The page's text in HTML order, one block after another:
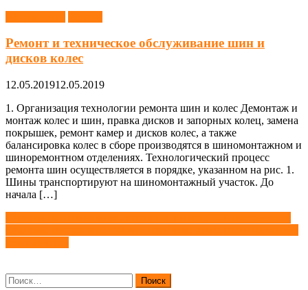
Ремонт и техническое обслуживание шин и
дисков колес
12.05.201912.05.2019
1. Организация технологии ремонта шин и колес Демонтаж и
монтаж колес и шин, правка дисков и запорных колец, замена
покрышек, ремонт камер и дисков колес, а также
балансировка колес в сборе производятся в шиномонтажном и
шиноремонтном отделениях. Технологический процесс
ремонта шин осуществляется в порядке, указанном на рис. 1.
Шины транспортируют на шиномонтажный участок. До
начала […]
Навигация
по
Найти: